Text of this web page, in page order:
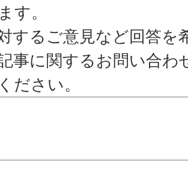
す。
するご意見など回答を
記事に関するお問い合
ださい。